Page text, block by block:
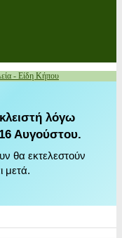
- Είδη Κήπου
λόγω
Αυγούστου.
θα εκτελεστούν
μετά.